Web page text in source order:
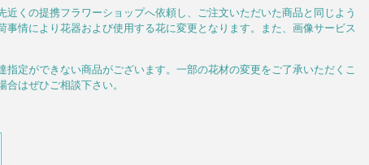
くの提携フラワーショップへ依頼し、ご注文いただいた商品と同じよう
情により花器および使用する花に変更となります。また、画像サービス
定ができない商品がございます。一部の花材の変更をご了承いただくこ
はぜひご相談下さい。